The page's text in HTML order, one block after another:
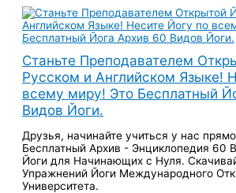
Перейти
содержимому
Станьте Преподавателем
Русском и Английском Языке!
всему миру! Это Бесплатный
Видов Йоги.
Друзья, начинайте учиться у нас
Бесплатный Архив - Энциклопедия 60
Йоги для Начинающих с Нуля.
Упражнений Йоги Международного
Университета.